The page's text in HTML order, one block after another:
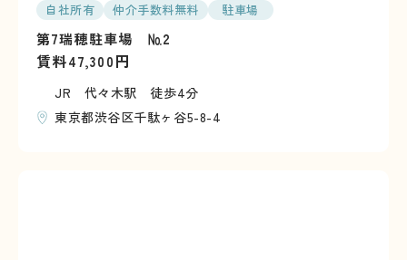
自社所有 仲介手数料無料 駐車場
第7瑞穂駐車場 №2
賃料47,300円
JR 代々木駅 徒歩4分
東京都渋谷区千駄ヶ谷5-8-4